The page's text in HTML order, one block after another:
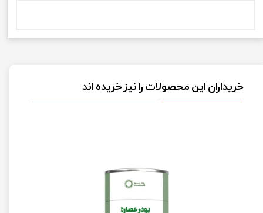
خریداران این محصولات را نیز خریده اند